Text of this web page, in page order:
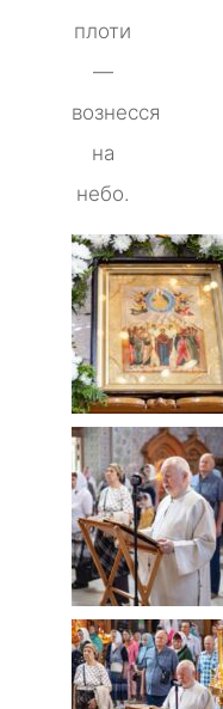
плоти
—
вознесся
на
небо.